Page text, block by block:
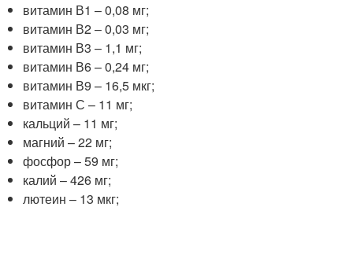
витамин В1 – 0,08 мг;
витамин В2 – 0,03 мг;
витамин В3 – 1,1 мг;
витамин В6 – 0,24 мг;
витамин В9 – 16,5 мкг;
витамин С – 11 мг;
кальций – 11 мг;
магний – 22 мг;
фосфор – 59 мг;
калий – 426 мг;
лютеин – 13 мкг;